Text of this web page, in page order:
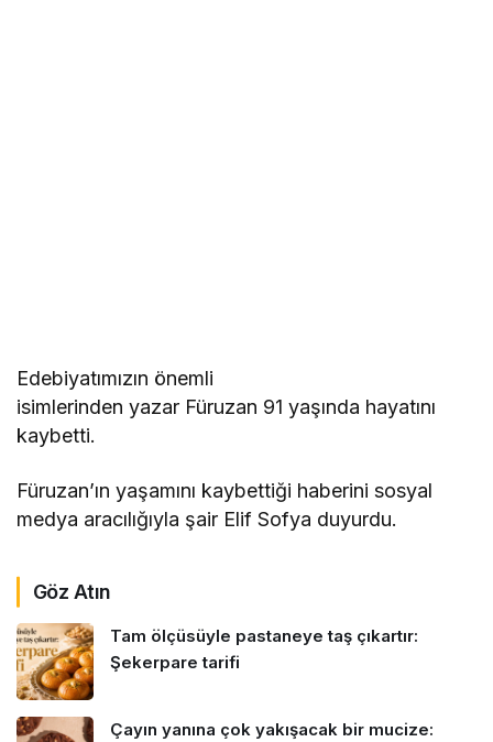
Edebiyatımızın önemli
isimlerinden yazar Füruzan 91 yaşında hayatını
kaybetti.
Füruzan’ın yaşamını kaybettiği haberini sosyal
medya aracılığıyla şair Elif Sofya duyurdu.
Göz Atın
Tam ölçüsüyle pastaneye taş çıkartır:
Şekerpare tarifi
Çayın yanına çok yakışacak bir mucize: